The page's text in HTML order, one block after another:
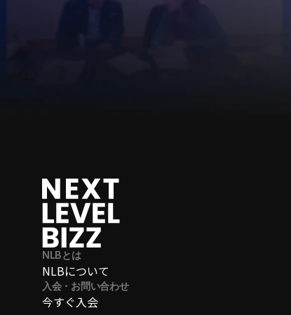
NLBとは
NLBについて
入会・お問い合わせ
今すぐ入会